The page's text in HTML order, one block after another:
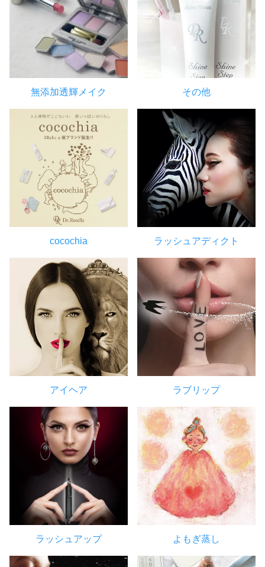
無添加透輝メイク その他
cocochia ラッシュアディクト
アイヘア ラブリップ
ラッシュアップ よもぎ蒸し